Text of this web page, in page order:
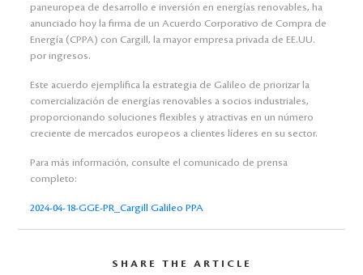
paneuropea de desarrollo e inversión en energías renovables, ha
anunciado hoy la firma de un Acuerdo Corporativo de Compra de
Energía (CPPA) con Cargill, la mayor empresa privada de EE.UU.
por ingresos.
Este acuerdo ejemplifica la estrategia de Galileo de priorizar la
comercialización de energías renovables a socios industriales,
proporcionando soluciones flexibles y atractivas en un número
creciente de mercados europeos a clientes líderes en su sector.
Para más información, consulte el comunicado de prensa
completo:
2024-04-18-GGE-PR_Cargill Galileo PPA
SHARE THE ARTICLE